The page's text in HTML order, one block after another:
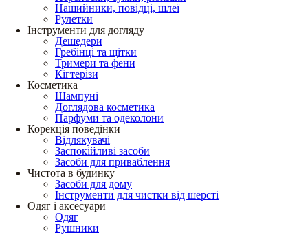
Нашийники, повідці, шлеї
Рулетки
Інструменти для догляду
Дешедери
Гребінці та щітки
Тримери та фени
Кігтерізи
Косметика
Шампуні
Доглядова косметика
Парфуми та одеколони
Корекція поведінки
Відлякувачі
Заспокійливі засоби
Засоби для приваблення
Чистота в будинку
Засоби для дому
Інструменти для чистки від шерсті
Одяг і аксесуари
Одяг
Рушники